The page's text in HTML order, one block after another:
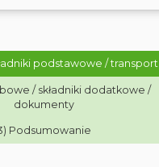
podstawowe / transport
/ składniki dodatkowe /
dokumenty
Podsumowanie